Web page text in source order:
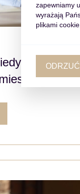
najemca
zapewniamy
wyrażają
plikami
ODRZUĆ